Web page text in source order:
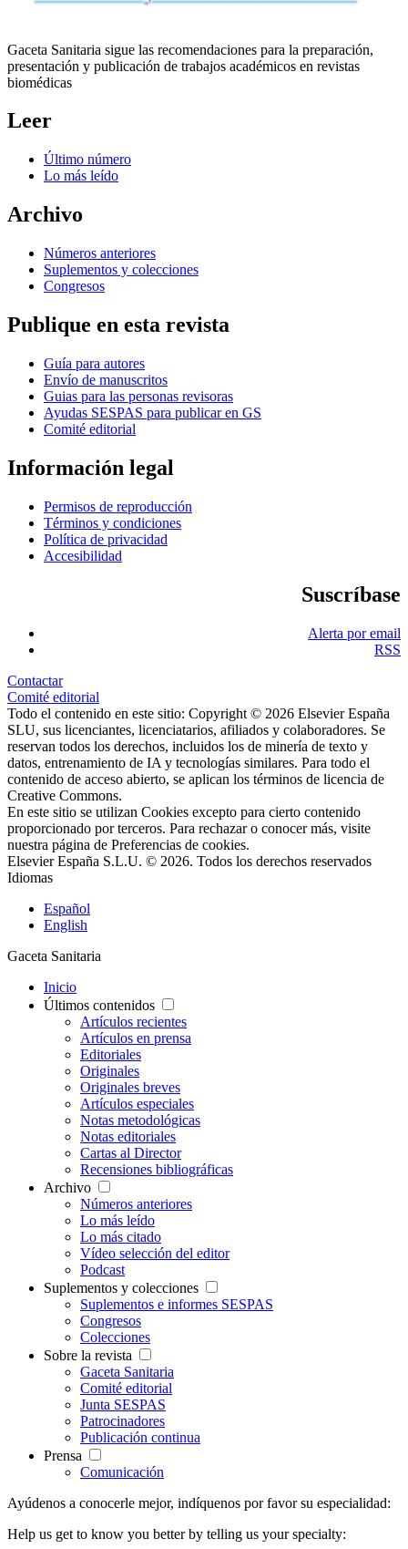
Gaceta Sanitaria sigue las recomendaciones para la preparación,
presentación y publicación de trabajos académicos en revistas
biomédicas
Leer
Último número
Lo más leído
Archivo
Números anteriores
Suplementos y colecciones
Congresos
Publique en esta revista
Guía para autores
Envío de manuscritos
Guias para las personas revisoras
Ayudas SESPAS para publicar en GS
Comité editorial
Información legal
Permisos de reproducción
Términos y condiciones
Política de privacidad
Accesibilidad
Suscríbase
Alerta por email
RSS
Contactar
Comité editorial
Todo el contenido en este sitio: Copyright © 2026 Elsevier España
SLU, sus licenciantes, licenciatarios, afiliados y colaboradores. Se
reservan todos los derechos, incluidos los de minería de texto y
datos, entrenamiento de IA y tecnologías similares. Para todo el
contenido de acceso abierto, se aplican los términos de licencia de
Creative Commons.
En este sitio se utilizan Cookies excepto para cierto contenido
proporcionado por terceros. Para rechazar o conocer más, visite
nuestra página de Preferencias de cookies.
Elsevier España S.L.U. © 2026. Todos los derechos reservados
Idiomas
Español
English
Gaceta Sanitaria
Inicio
Últimos contenidos
Artículos recientes
Artículos en prensa
Editoriales
Originales
Originales breves
Artículos especiales
Notas metodológicas
Notas editoriales
Cartas al Director
Recensiones bibliográficas
Archivo
Números anteriores
Lo más leído
Lo más citado
Vídeo selección del editor
Podcast
Suplementos y colecciones
Suplementos e informes SESPAS
Congresos
Colecciones
Sobre la revista
Gaceta Sanitaria
Comité editorial
Junta SESPAS
Patrocinadores
Publicación continua
Prensa
Comunicación
Ayúdenos a conocerle mejor, indíquenos por favor su especialidad:
Help us get to know you better by telling us your specialty: